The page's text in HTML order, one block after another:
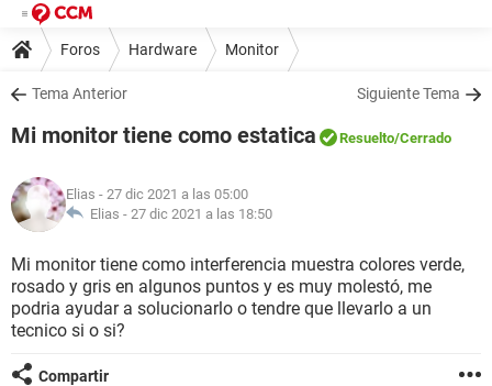
Foros Hardware Monitor
Tema Anterior Siguiente Tema
Mi monitor tiene como estatica Resuelto/Cerrado
Elias - 27 dic 2021 a las 05:00
Elias - 27 dic 2021 a las 18:50
Mi monitor tiene como interferencia muestra colores verde,
rosado y gris en algunos puntos y es muy molestó, me
podria ayudar a solucionarlo o tendre que llevarlo a un
tecnico si o si?
Compartir